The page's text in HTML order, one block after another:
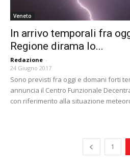
Veneto
In arrivo temporali fra
Regione dirama lo...
Redazione -
24 Giugno 2017
Sono previsti fra oggi e domani forti
annuncia il Centro Funzionale
con riferimento alla situazione
1